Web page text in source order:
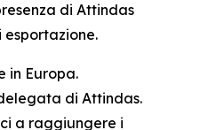
di Attindas
in Europa.
di Attindas.
a raggiungere i